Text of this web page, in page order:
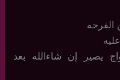
الفرحه
يصير إن شاءالله بعد